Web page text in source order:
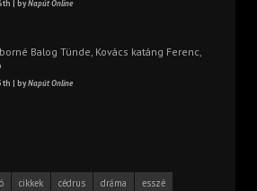
| byNapút Online
Balog Tünde, Kovács katáng Ferenc,
| byNapút Online
cikkek cédrus dráma
esszé